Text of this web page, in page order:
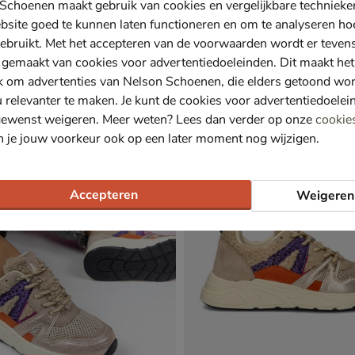
- rose goud
vanaf € 38,49
38,49
Shoesme Extreme Flex
Babyschoenen - rose goud
€ 69,99
69,99
Sale
maakt gebruik van cookies en vergelijkbare
goed te kunnen laten functioneren en om te analyseren
Met het accepteren van de voorwaarden wordt er
van cookies voor advertentiedoeleinden. Dit maakt het
om advertenties van Nelson Schoenen, die elders getoond
relevanter te maken. Je kunt de cookies voor
weigeren. Meer weten? Lees dan verder op onze
je jouw voorkeur ook op een later moment nog wijzigen.
Accepteren Weigeren